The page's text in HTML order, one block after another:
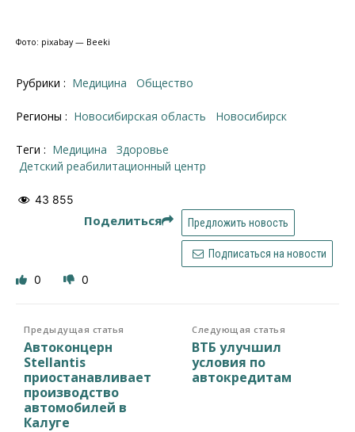
Фото: pixabay — Beeki
Рубрики : Медицина Общество
Регионы : Новосибирская область Новосибирск
Теги : медицина
здоровье
детский реабилитационный центр
43 855
Поделиться Предложить новость
Подписаться на новости
0 0
Предыдущая статья
Автоконцерн
Stellantis
приостанавливает
производство
автомобилей в
Калуге
Следующая статья
ВТБ улучшил
условия по
автокредитам